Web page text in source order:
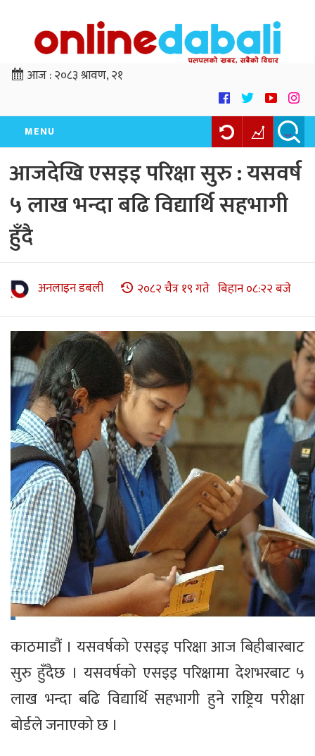
आज :२०८३ श्रावण, २१
MENU
आजदेखि एसइइ परिक्षा सुरु : यसवर्ष
५ लाख भन्दा बढि विद्यार्थि सहभागी
हुँदै
अनलाइन डबली २०८२ चैत्र १९ गते बिहान ०८:२२ बजे
काठमाडौं । यसवर्षको एसइइ परिक्षा आज बिहीबारबाट
सुरु हुँदैछ । यसवर्षको एसइइ परिक्षामा देशभरबाट ५
लाख भन्दा बढि विद्यार्थि सहभागी हुने राष्ट्रिय परीक्षा
बोर्डले जनाएको छ ।